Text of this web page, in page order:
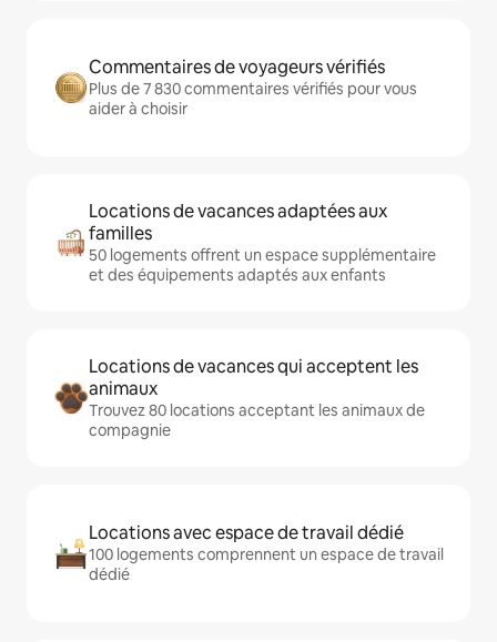
Commentaires de voyageurs vérifiés
Plus de 7 830 commentaires vérifiés pour vous
aider à choisir
Locations de vacances adaptées aux
familles
50 logements offrent un espace supplémentaire
et des équipements adaptés aux enfants
Locations de vacances qui acceptent les
animaux
Trouvez 80 locations acceptant les animaux de
compagnie
Locations avec espace de travail dédié
100 logements comprennent un espace de travail
dédié